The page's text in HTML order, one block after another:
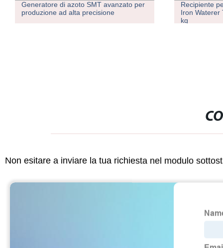
Generatore di azoto SMT avanzato per
produzione ad alta precisione
Recipiente
Iron Waterer
kg
Non esitare a inviare la tua richiesta nel modulo